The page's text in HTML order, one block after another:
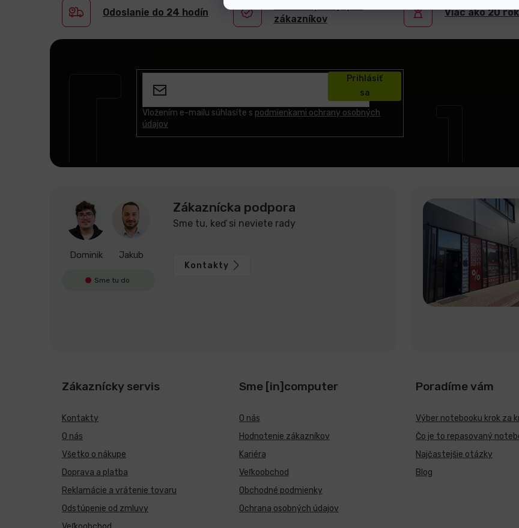
Odoslanie do 24 hodín
zákazníkov
Viac ako 20
Vložením e-mailu súhlasíte s podmienkami ochrany osobných
údajov
Prihlásiť
sa
Dominik Jakub
Sme tu do
Zákaznícka podpora
Sme tu, keď si neviete rady
Kontakty
Zákaznícky servis
Kontakty
O nás
Všetko o nákupe
Doprava a platba
Reklamácie a vrátenie tovaru
Odstúpenie od zmluvy
Sme [in]computer
O nás
Hodnotenie zákazníkov
Kariéra
Veľkoobchod
Obchodné podmienky
Ochrana osobných údajov
Poradíme vám
Výber notebooku krok za
Čo je to repasovaný
Najčastejšie otázky
Blog